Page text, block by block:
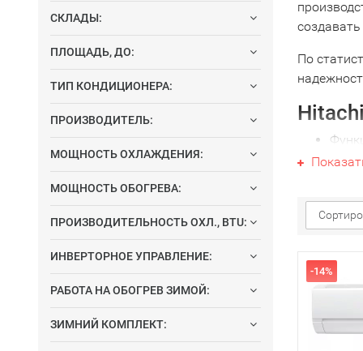
СКЛАДЫ:
ПЛОЩАДЬ, ДО:
ТИП КОНДИЦИОНЕРА:
ПРОИЗВОДИТЕЛЬ:
МОЩНОСТЬ ОХЛАЖДЕНИЯ:
МОЩНОСТЬ ОБОГРЕВА:
ПРОИЗВОДИТЕЛЬНОСТЬ ОХЛ., BTU:
ИНВЕРТОРНОЕ УПРАВЛЕНИЕ:
РАБОТА НА ОБОГРЕВ ЗИМОЙ:
ЗИМНИЙ КОМПЛЕКТ:
По
-14%